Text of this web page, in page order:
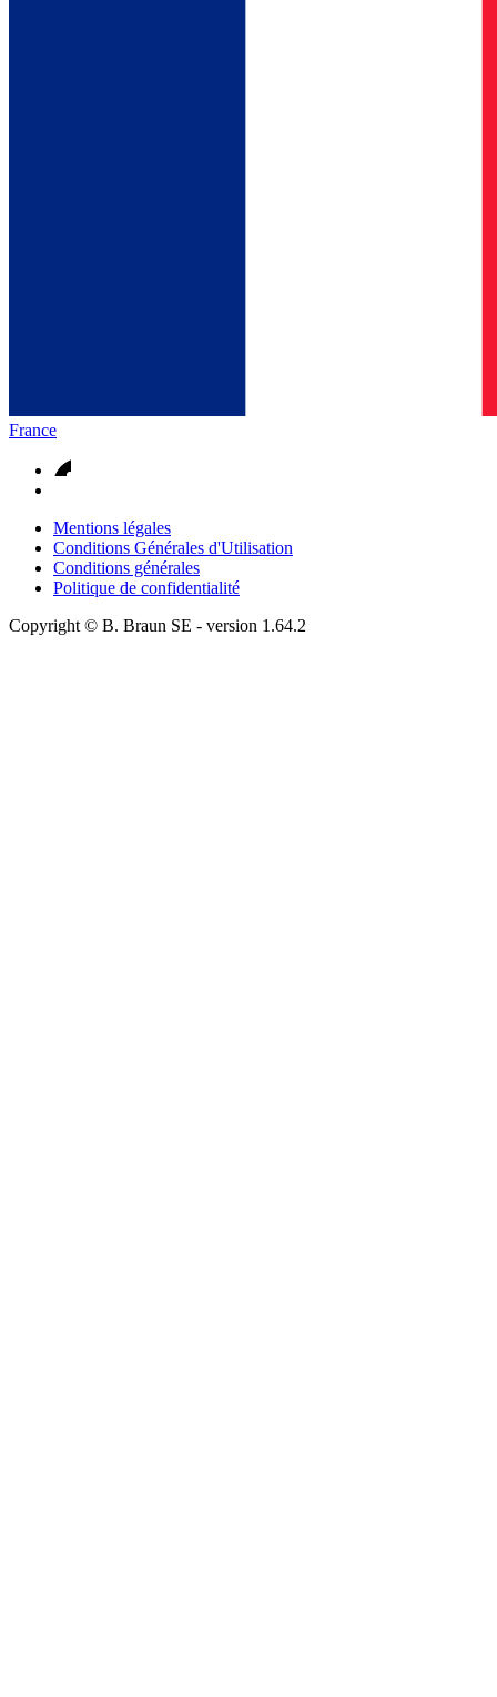
France
Mentions légales
Conditions Générales d'Utilisation
Conditions générales
Politique de confidentialité
Copyright © B. Braun SE - version 1.64.2